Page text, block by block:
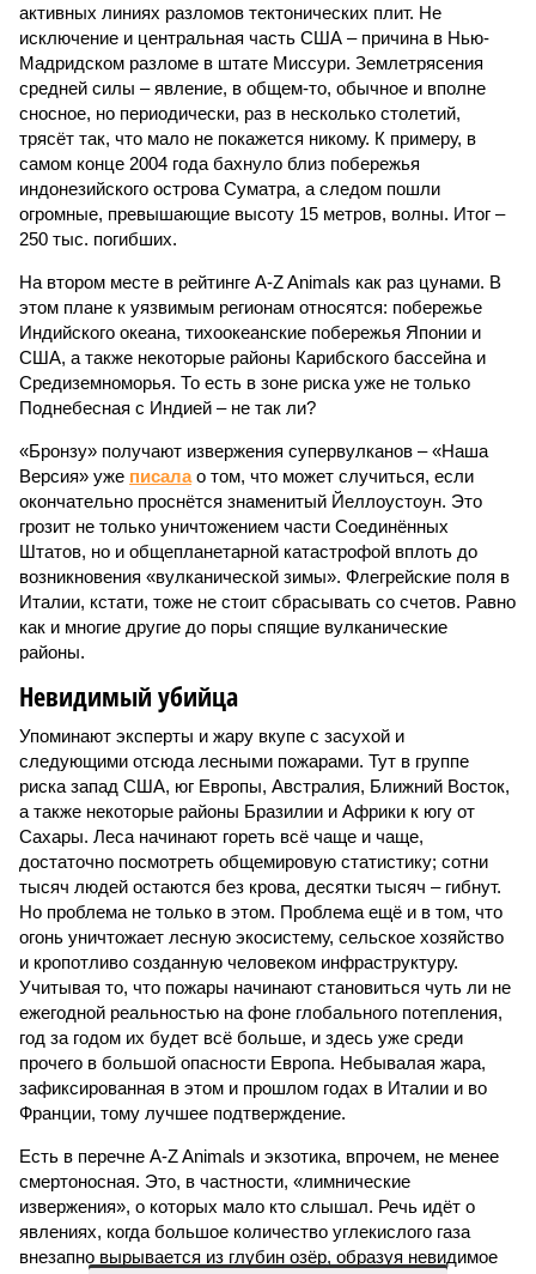
активных линиях разломов тектонических плит. Не
исключение и центральная часть США – причина в Нью-
Мадридском разломе в штате Миссури. Землетрясения
средней силы – явление, в общем-то, обычное и вполне
сносное, но периодически, раз в несколько столетий,
трясёт так, что мало не покажется никому. К примеру, в
самом конце 2004 года бахнуло близ побережья
индонезийского острова Суматра, а следом пошли
огромные, превышающие высоту 15 метров, волны. Итог –
250 тыс. погибших.
На втором месте в рейтинге A-Z Animals как раз цунами. В
этом плане к уязвимым регионам относятся: побережье
Индийского океана, тихо­океанские побережья Японии и
США, а также некоторые районы Карибского бассейна и
Средиземноморья. То есть в зоне риска уже не только
Поднебесная с Индией – не так ли?
«Бронзу» получают извержения супервулканов – «Наша
Версия» уже писалао том, что может случиться, если
окончательно проснётся знаменитый Йеллоустоун. Это
грозит не только уничтожением части Соединённых
Штатов, но и общепланетарной катастрофой вплоть до
возникновения «вулканической зимы». Флегрейские поля в
Италии, кстати, тоже не стоит сбрасывать со счетов. Равно
как и многие другие до поры спящие вулканические
районы.
Невидимый убийца
Упоминают эксперты и жару вкупе с засухой и
следующими отсюда лесными пожарами. Тут в группе
риска запад США, юг Европы, Австралия, Ближний Восток,
а также некоторые районы Бразилии и Африки к югу от
Сахары. Леса начинают гореть всё чаще и чаще,
достаточно посмотреть общемировую статистику; сотни
тысяч людей остаются без крова, десятки тысяч – гибнут.
Но проблема не только в этом. Проблема ещё и в том, что
огонь уничтожает лесную экосистему, сельское хозяйство
и кропотливо созданную человеком инфраструктуру.
Учитывая то, что пожары начинают становиться чуть ли не
ежегодной реальностью на фоне глобального потепления,
год за годом их будет всё больше, и здесь уже среди
прочего в большой опасности Европа. Небывалая жара,
зафиксированная в этом и прошлом годах в Италии и во
Франции, тому лучшее подтверждение.
Есть в перечне A-Z Animals и экзотика, впрочем, не менее
смертоносная. Это, в частности, «лимнические
извержения», о которых мало кто слышал. Речь идёт о
явлениях, когда большое количество углекислого газа
внезапно вырывается из глубин озёр, образуя невидимое